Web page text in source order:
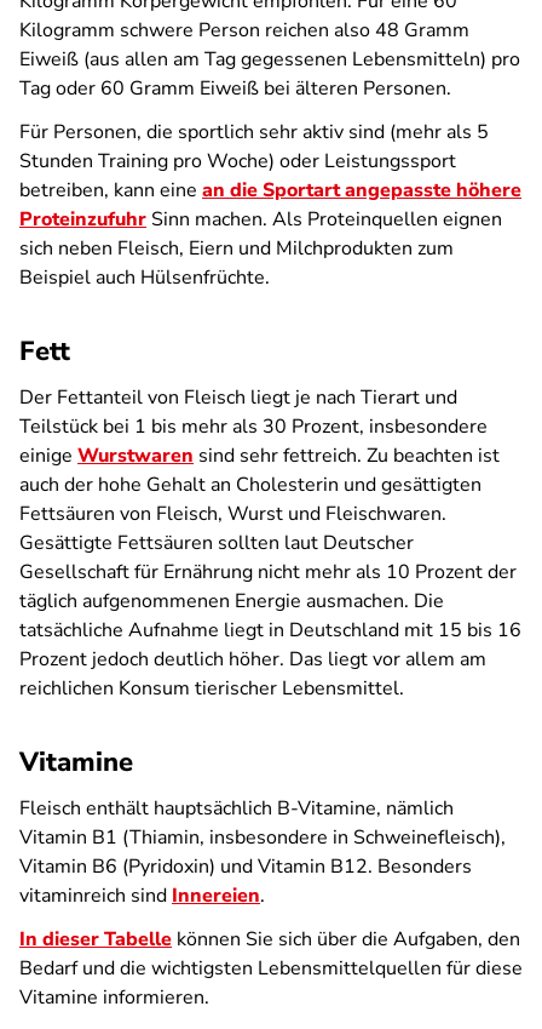
Kilogramm schwere Person reichen also 48 Gramm
Eiweiß (aus allen am Tag gegessenen Lebensmitteln) pro
Tag oder 60 Gramm Eiweiß bei älteren Personen.
Für Personen, die sportlich sehr aktiv sind (mehr als 5
Stunden Training pro Woche) oder Leistungssport
betreiben, kann eine an die Sportart angepasste höhere
Proteinzufuhr Sinn machen. Als Proteinquellen eignen
sich neben Fleisch, Eiern und Milchprodukten zum
Beispiel auch Hülsenfrüchte.
Fett
Der Fettanteil von Fleisch liegt je nach Tierart und
Teilstück bei 1 bis mehr als 30 Prozent, insbesondere
einige Wurstwaren sind sehr fettreich. Zu beachten ist
auch der hohe Gehalt an Cholesterin und gesättigten
Fettsäuren von Fleisch, Wurst und Fleischwaren.
Gesättigte Fettsäuren sollten laut Deutscher
Gesellschaft für Ernährung nicht mehr als 10 Prozent der
täglich aufgenommenen Energie ausmachen. Die
tatsächliche Aufnahme liegt in Deutschland mit 15 bis 16
Prozent jedoch deutlich höher. Das liegt vor allem am
reichlichen Konsum tierischer Lebensmittel.
Vitamine
Fleisch enthält hauptsächlich B-Vitamine, nämlich
Vitamin B1 (Thiamin, insbesondere in Schweinefleisch),
Vitamin B6 (Pyridoxin) und Vitamin B12. Besonders
vitaminreich sind Innereien.
In dieser Tabelle können Sie sich über die Aufgaben, den
Bedarf und die wichtigsten Lebensmittelquellen für diese
Vitamine informieren.